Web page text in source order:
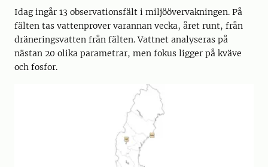
Idag ingår 13 observationsfält i miljöövervakningen. På
fälten tas vattenprover varannan vecka, året runt, från
dräneringsvatten från fälten. Vattnet analyseras på
nästan 20 olika parametrar, men fokus ligger på kväve
och fosfor.